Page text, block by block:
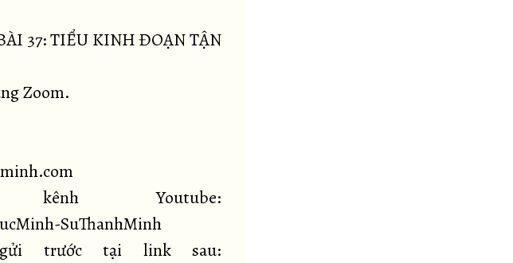
37: TIỂU KINH ĐOẠN TẬN
Zoom.
Youtube:
SuThanhMinh
trước tại link sau: